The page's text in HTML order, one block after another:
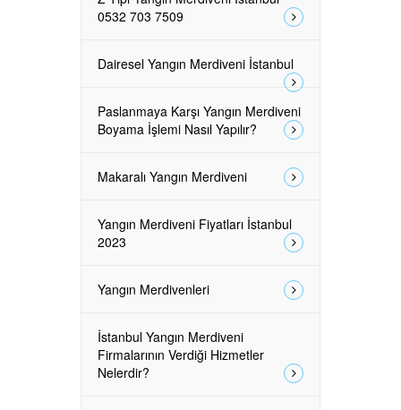
0532 703 7509
Dairesel Yangın Merdiveni İstanbul
Paslanmaya Karşı Yangın Merdiveni
Boyama İşlemi Nasıl Yapılır?
Makaralı Yangın Merdiveni
Yangın Merdiveni Fiyatları İstanbul
2023
Yangın Merdivenleri
İstanbul Yangın Merdiveni
Firmalarının Verdiği Hizmetler
Nelerdir?